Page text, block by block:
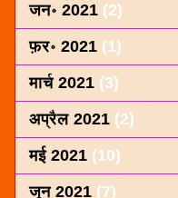
जन॰ 2021 (2)
फ़र॰ 2021 (1)
मार्च 2021 (3)
अप्रैल 2021 (2)
मई 2021 (10)
जून 2021 (7)